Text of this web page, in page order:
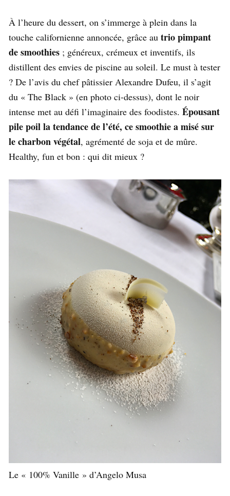
À l’heure du dessert, on s’immerge à plein dans la
touche californienne annoncée, grâce au trio pimpant
de smoothies ; généreux, crémeux et inventifs, ils
distillent des envies de piscine au soleil. Le must à tester
? De l’avis du chef pâtissier Alexandre Dufeu, il s’agit
du « The Black » (en photo ci-dessus), dont le noir
intense met au défi l’imaginaire des foodistes. Épousant
pile poil latendance de l’été, ce smoothie a misé sur
le charbon végétal, agrémenté de soja et de mûre.
Healthy, fun et bon : qui dit mieux ?
Le « 100% Vanille » d’Angelo Musa